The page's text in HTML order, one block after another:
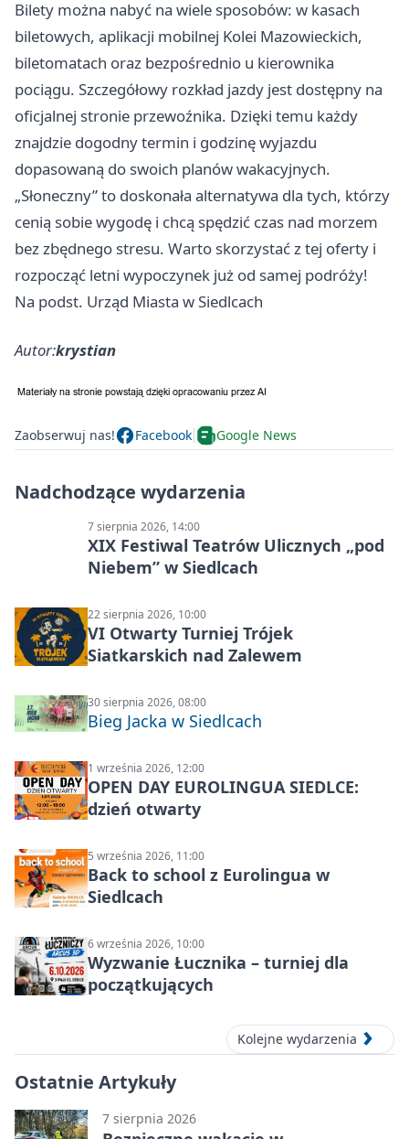
Bilety można nabyć na wiele sposobów: w kasach
biletowych, aplikacji mobilnej Kolei Mazowieckich,
biletomatach oraz bezpośrednio u kierownika
pociągu. Szczegółowy rozkład jazdy jest dostępny na
oficjalnej stronie przewoźnika. Dzięki temu każdy
znajdzie dogodny termin i godzinę wyjazdu
dopasowaną do swoich planów wakacyjnych.
„Słoneczny” to doskonała alternatywa dla tych, którzy
cenią sobie wygodę i chcą spędzić czas nad morzem
bez zbędnego stresu. Warto skorzystać z tej oferty i
rozpocząć letni wypoczynek już od samej podróży!
Na podst. Urząd Miasta w Siedlcach
Autor:krystian
Zaobserwuj nas! Facebook Google News
Nadchodzące wydarzenia
7 sierpnia 2026, 14:00
XIX Festiwal Teatrów Ulicznych „pod
Niebem” w Siedlcach
22 sierpnia 2026, 10:00
VI Otwarty Turniej Trójek
Siatkarskich nad Zalewem
30 sierpnia 2026, 08:00
Bieg Jacka w Siedlcach
1 września 2026, 12:00
OPEN DAY EUROLINGUA SIEDLCE:
dzień otwarty
5 września 2026, 11:00
Back to school z Eurolingua w
Siedlcach
6 września 2026, 10:00
Wyzwanie Łucznika – turniej dla
początkujących
Kolejne wydarzenia
Ostatnie Artykuły
7 sierpnia 2026